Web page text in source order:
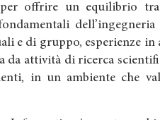
offrire un equilibrio
dell’ingegneria
e di gruppo, esperienze in
da attività di ricerca
in un ambiente che